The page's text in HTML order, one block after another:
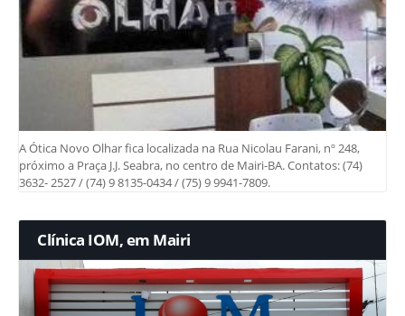
A Ótica Novo Olhar fica localizada na Rua Nicolau Farani, nº 248,
próximo a Praça J.J. Seabra, no centro de Mairi-BA. Contatos: (74)
3632- 2527 / (74) 9 8135-0434 / (75) 9 9941-7809.
Clínica IOM, em Mairi